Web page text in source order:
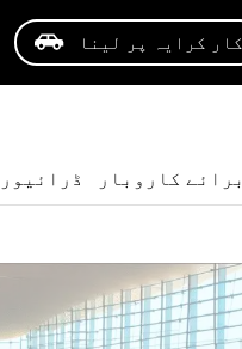
کار کرایہ پر لینا
برائے کاروبار